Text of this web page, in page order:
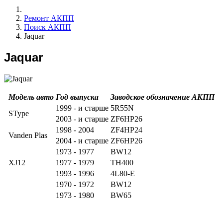
Ремонт АКПП
Поиск АКПП
Jaquar
Jaquar
Модель авто Год выпуска
Заводское обозначение АКПП
SType
1999 - и старше 5R55N
2003 - и старше ZF6HP26
Vanden Plas
1998 - 2004
ZF4HP24
2004 - и старше ZF6HP26
XJ12
1973 - 1977
BW12
1977 - 1979
TH400
1993 - 1996
4L80-E
1970 - 1972
BW12
1973 - 1980
BW65